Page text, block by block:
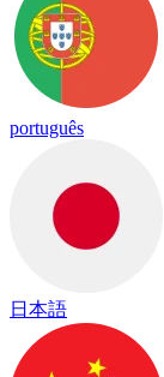
português
日本語